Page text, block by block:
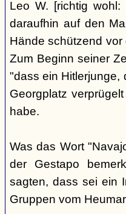
Leo W. [richtig
daraufhin auf den
Hände schützend
Zum Beginn seiner
"dass ein Hitlerjunge,
Georgplatz
habe.
Was das Wort
der Gestapo
sagten, dass sei ein
Gruppen vom